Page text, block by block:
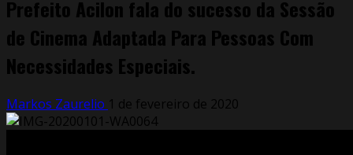
Prefeito Acilon fala do sucesso da Sessão
de Cinema Adaptada Para Pessoas Com
Necessidades Especiais.
Markos Zaurelio 1 de fevereiro de 2020